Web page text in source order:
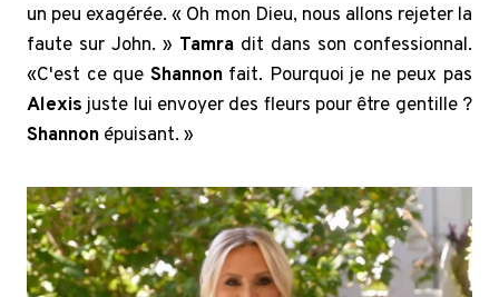
un peu exagérée. « Oh mon Dieu, nous allons rejeter la
faute sur John. » Tamra dit dans son confessionnal.
«C'est ce que Shannonfait. Pourquoi je ne peux pas
Alexisjuste lui envoyer des fleurs pour être gentille ?
Shannon épuisant. »